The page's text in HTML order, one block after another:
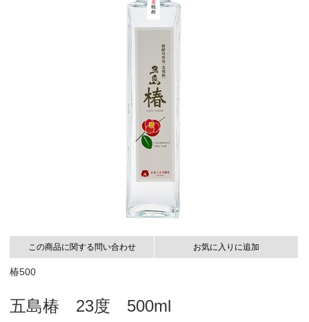
この商品に関する問い合わせ お気に入りに追加
椿500
五島椿 23度 500ml